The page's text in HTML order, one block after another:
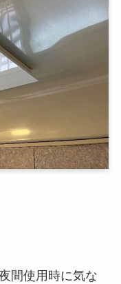
間使用時に気な